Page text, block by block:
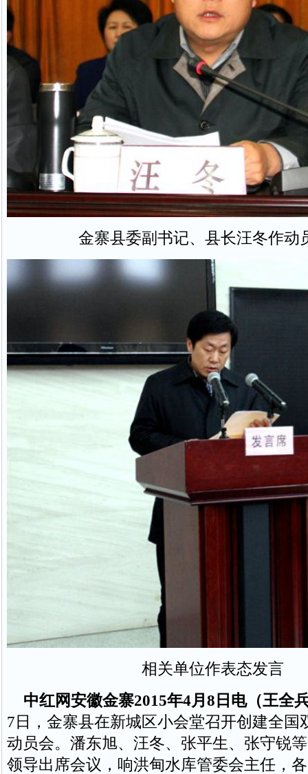
金寨县委副书记、县长汪冬作动
相关单位作表态发言
中红网安徽金寨2015年4月8日电（王全
7日，金寨县在新城区小会堂召开创建全国
动员会。潘东旭、汪冬、张平生、张守锐
领导出席会议，响洪甸水库管委会主任，